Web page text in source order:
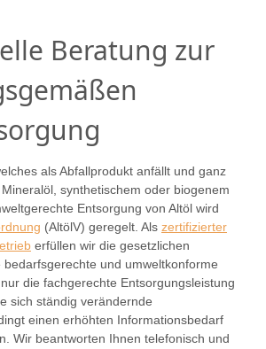
Beratung zur
als Abfallprodukt anfällt und ganz
synthetischem oder biogenem
Entsorgung von Altöl wird
(AltölV) geregelt. Als zertifizierter
erfüllen wir die gesetzlichen
bedarfsgerechte und umweltkonforme
die fachgerechte Entsorgungsleistung
sich ständig verändernde
einen erhöhten Informationsbedarf
Wir beantworten Ihnen telefonisch und